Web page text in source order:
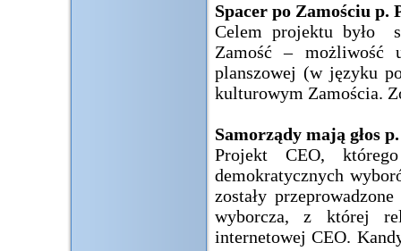
Spacer po Zamościu p.
Celem projektu było
Zamość – możliwość
planszowej (w języku
kulturowym Zamościa.
Samorządy mają głos
Projekt CEO,
demokratycznych
zostały
wyborcza, z której
internetowej CEO.